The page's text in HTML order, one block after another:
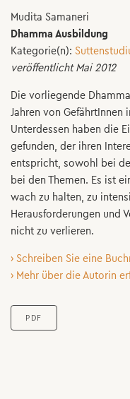
Mudita Samaneri
Dhamma Ausbildung
Kategorie(n):
veröffentlicht Mai 2012
Die vorliegende
Jahren von GefährtInnen
Unterdessen haben die
gefunden, der ihren
entspricht, sowohl bei
bei den Themen. Es ist
wach zu halten, zu
Herausforderungen und
nicht zu verlieren.
› Schreiben Sie eine
› Mehr über die Autorin
PDF